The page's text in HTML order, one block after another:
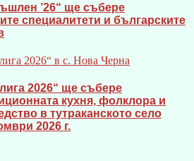
’26“ ще събере
специалитети и българските
2026“ ще събере
кухня, фолклора и
в тутраканското село
2026 г.